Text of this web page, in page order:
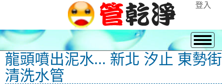
登入
龍頭噴出泥水... 新北 汐止 東勢街
清洗水管